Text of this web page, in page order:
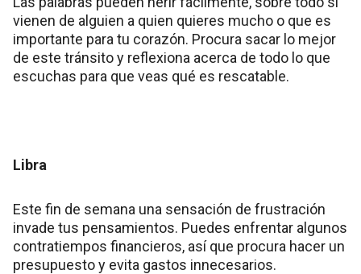
vienen de alguien a quien quieres mucho o que es
importante para tu corazón. Procura sacar lo mejor
de este tránsito y reflexiona acerca de todo lo que
escuchas para que veas qué es rescatable.
Libra
Este fin de semana una sensación de frustración
invade tus pensamientos. Puedes enfrentar algunos
contratiempos financieros, así que procura hacer un
presupuesto y evita gastos innecesarios.